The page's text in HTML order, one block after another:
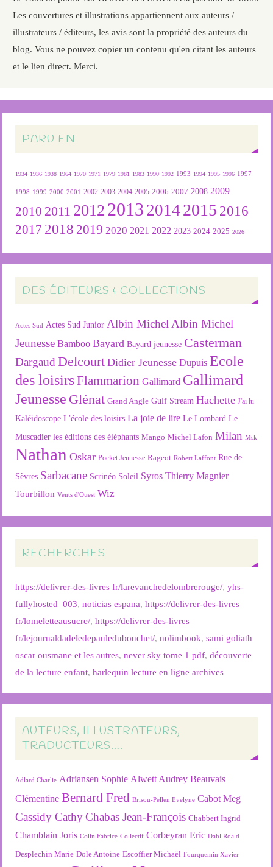
Les couvertures et illustrations appartiennent aux auteurs /
illustrateurs / éditeurs, les avis sont la propriété des auteurs du
blog. Vous ne pouvez copier un contenu qu'en citant les auteurs
et le lien direct. Merci.
PARU EN
1934 1936 1938 1964 1970 1971 1979 1981 1983 1990 1992 1993 1994 1995 1996 1997
1998 1999 2000 2001 2002 2003 2004 2005 2006 2007 2008 2009
2010 2011 2012 2013 2014 2015 2016
2017 2018 2019 2020 2021 2022 2023 2024 2025 2026
DES ÉDITEURS & COLLECTIONS
Actes Sud Actes Sud Junior Albin Michel Albin Michel
Jeunesse Bamboo Bayard Bayard jeunesse Casterman
Dargaud Delcourt Didier Jeunesse Dupuis Ecole
des loisirsFlammarion Gallimard Gallimard
Jeunesse Glénat Grand Angle Gulf Stream Hachette J'ai lu
Kaléidoscope L'école des loisirs La joie de lire Le Lombard Le
Muscadier les éditions des éléphants Mango Michel Lafon Milan Msk
Nathan Oskar Pocket Jeunesse Rageot Robert Laffont Rue de
Sèvres Sarbacane Scrinéo Soleil Syros Thierry Magnier
Tourbillon Vents d'Ouest Wiz
RECHERCHES
https://delivrer-des-livres fr/larevanchedelombrerouge/,yhs-
fullyhosted_003,noticias espana,https://delivrer-des-livres
fr/lomeletteausucre/,https://delivrer-des-livres
fr/lejournaldadeledepauledubouchet/,nolimbook,sami goliath
oscar ousmane et les autres,never sky tome 1 pdf,découverte
de la lecture enfant,harlequin lecture en ligne archives
AUTEURS, ILLUSTRATEURS,
TRADUCTEURS….
Adlard Charlie Adriansen Sophie Alwett Audrey Beauvais
Clémentine Bernard Fred Brisou-Pellen Evelyne Cabot Meg
Cassidy Cathy Chabas Jean-François Chabbert Ingrid
Chamblain Joris Colin Fabrice Collectif Corbeyran Eric Dahl Roald
Desplechin Marie Dole Antoine Escoffier Michaël Fourquemin Xavier